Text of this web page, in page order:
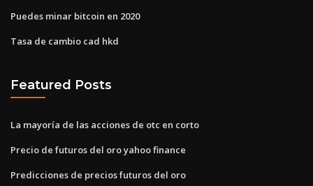
Puedes minar bitcoin en 2020
Tasa de cambio cad hkd
Featured Posts
La mayoría de las acciones de otc en corto
Precio de futuros del oro yahoo finance
Predicciones de precios futuros del oro